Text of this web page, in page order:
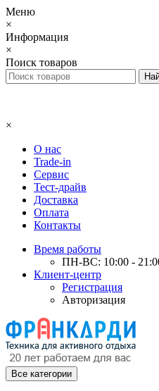
Меню
×
Информация
×
Поиск товаров
×
О нас
Trade-in
Сервис
Тест-драйв
Доставка
Оплата
Контакты
Время работы
ПН-ВС: 10:00 -
Клиент-центр
Регистрация
Авторизация
Все категории